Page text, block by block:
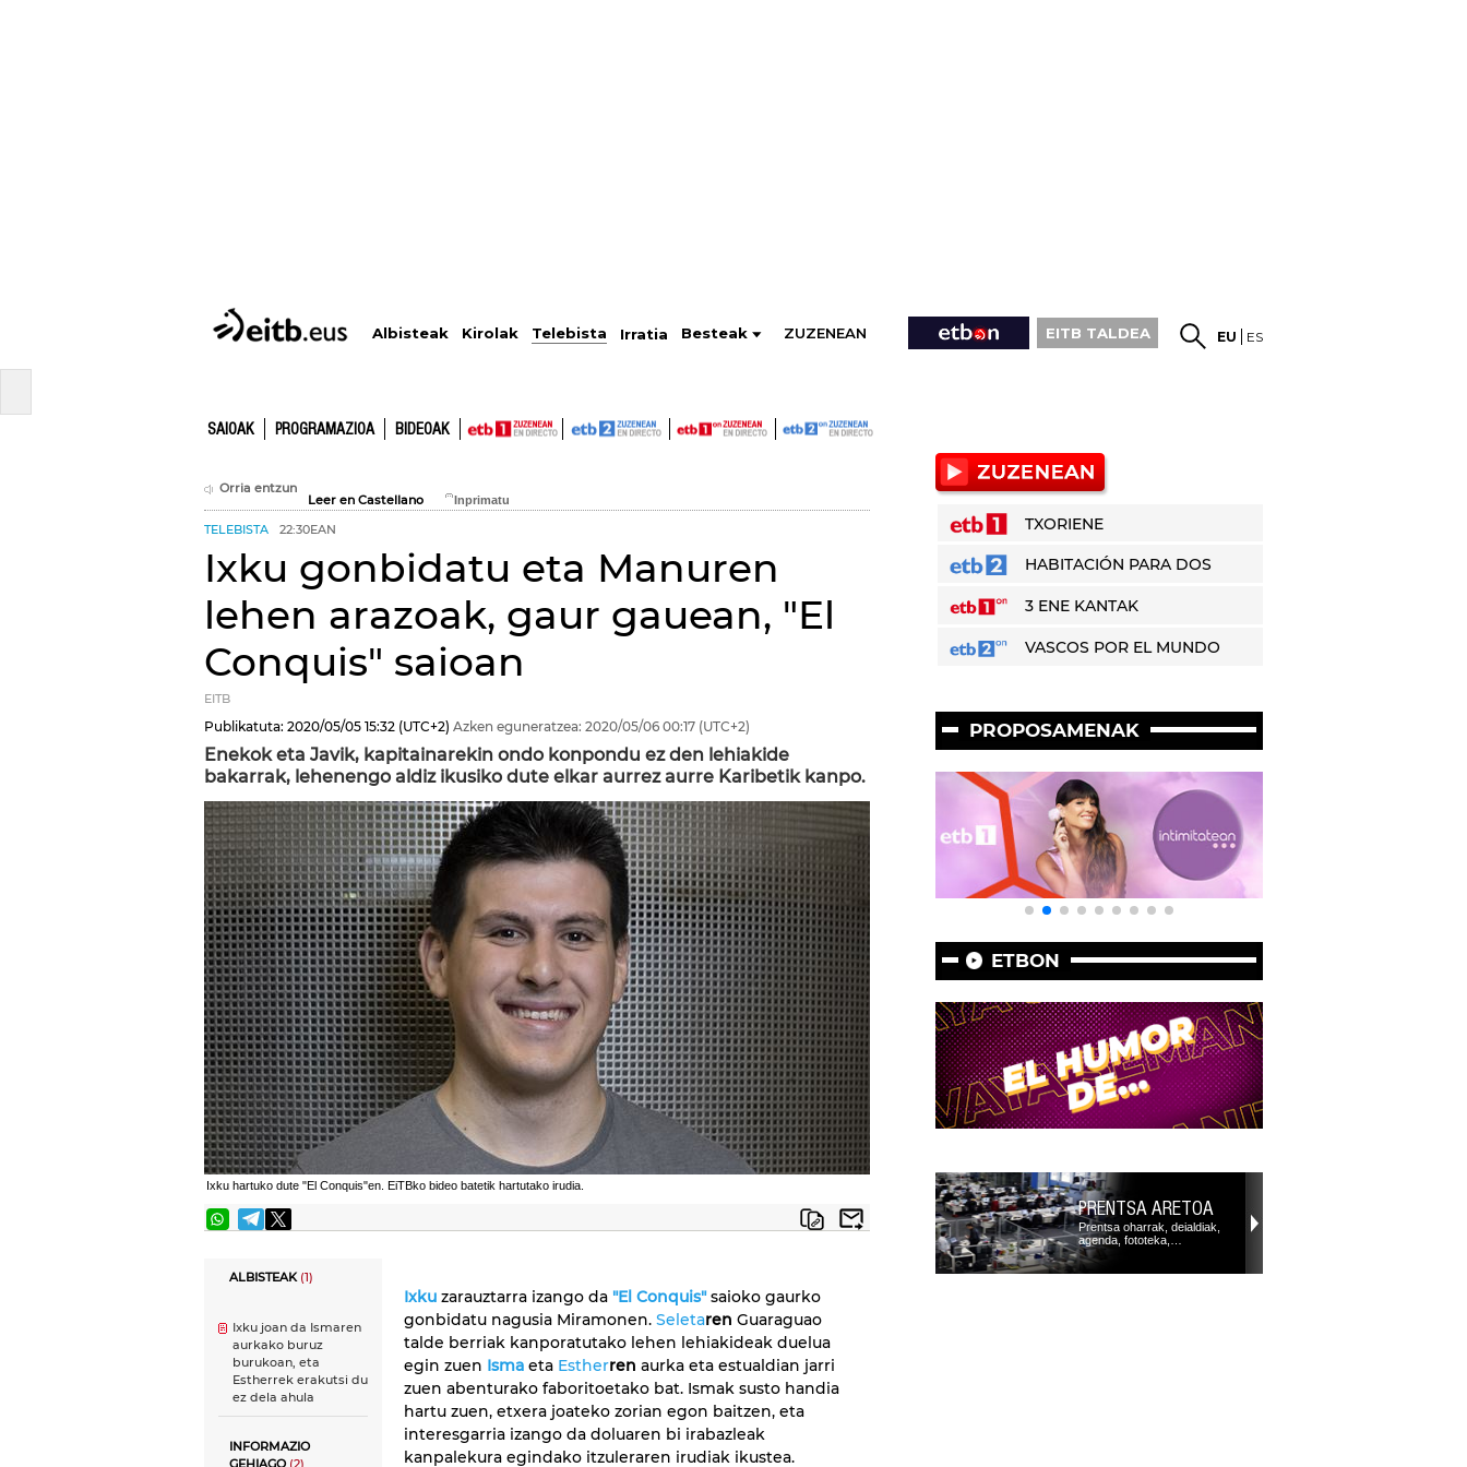
Albisteak Kirolak Telebista Irratia Besteak ZUZENEAN EITB TALDEA EU ES
SAIOAK PROGRAMAZIOA BIDEOAK
Orria entzun
Leer en Castellano
TELEBISTA 22:30EAN
Ixku gonbidatu eta Manuren
lehen arazoak, gaur gauean, "El
Conquis" saioan
EITB
Publikatuta: 2020/05/05 15:32 (UTC+2) Azken eguneratzea: 2020/05/06 00:17 (UTC+2)
Enekok eta Javik, kapitainarekin ondo konpondu ez den lehiakide
bakarrak, lehenengo aldiz ikusiko dute elkar aurrez aurre Karibetik kanpo.
Ixku hartuko dute "El Conquis"en. EiTBko bideo batetik hartutako irudia.
ALBISTEAK(1)
Ixku joan da Ismaren
aurkako buruz
burukoan, eta
Estherrek erakutsi du
ez dela ahula
INFORMAZIO
Ixku zarauztarra izango da "El Conquis"saioko gaurko
gonbidatu nagusia Miramonen. Seletaren Guaraguao
talde berriak kanporatutako lehen lehiakideak duelua
egin zuen Isma eta Estherren aurka eta estualdian jarri
zuen abenturako faboritoetako bat. Ismak susto handia
hartu zuen, etxera joateko zorian egon baitzen, eta
interesgarria izango da doluaren bi irabazleak
kanpalekura egindako itzuleraren irudiak ikustea.
TXORIENE
HABITACIÓN PARA DOS
3 ENE KANTAK
VASCOS POR EL MUNDO
PROPOSAMENAK
ETBON
PRENTSA ARETOA
Prentsa oharrak, deialdiak,
agenda, fototeka,…